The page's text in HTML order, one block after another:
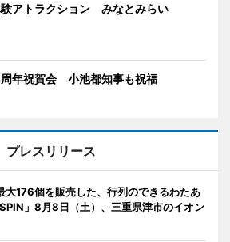
験アトラクション みなとみらい
年祝賀会 小池都知事も祝福
プレスリリース
大176個を販売した、行列のできるわたあ
」8月8日（土）、三重県津市のイオン